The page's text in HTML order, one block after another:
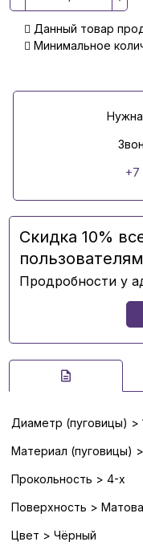
Данный товар
Минимальное
+7
Скидка 10%
пользователям
Продробности у
Диаметр (пуговицы) >
Материал (пуговицы)
Прокольность > 4-х
Поверхность >
Цвет > Чёрный